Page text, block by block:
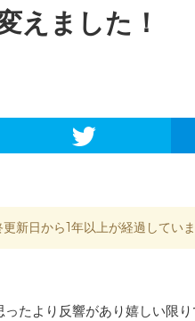
えました！
新日から1年以上が経過していま
ったより反響があり嬉しい限り